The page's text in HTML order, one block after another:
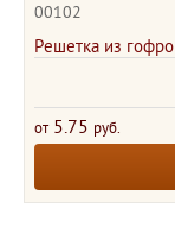
00102
Решетка из
от5.75 руб.